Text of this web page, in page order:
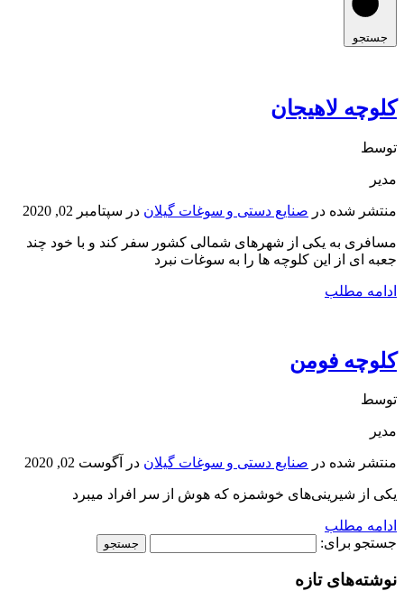
جستجو
کلوچه لاهیجان
توسط
مدیر
منتشر شده در صنایع دستی و سوغات گیلان در سپتامبر 02, 2020
مسافری به یکی از شهرهای شمالی کشور سفر کند و با خود چند
جعبه ای از این کلوچه ها را به سوغات نبرد
ادامه مطلب
کلوچه فومن
توسط
مدیر
منتشر شده در صنایع دستی و سوغات گیلان در آگوست 02, 2020
یکی از شیرینی‌های خوشمزه که هوش از سر افراد میبرد
ادامه مطلب
جستجو برای:
نوشته‌های تازه